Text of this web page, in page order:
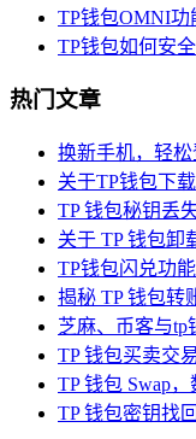
TP钱包OMNI功
TP钱包如何安
热门文章
换新手机，轻
关于TP钱包下
TP 钱包秘钥丢
关于 TP 钱包卸
TP钱包闪兑功
揭秘 TP 钱包转
芝麻、币客与tp
TP 钱包买卖交
TP 钱包 Swap
TP 钱包密钥找